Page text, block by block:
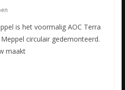
is het voormalig AOC Terra
circulair gedemonteerd.
maakt